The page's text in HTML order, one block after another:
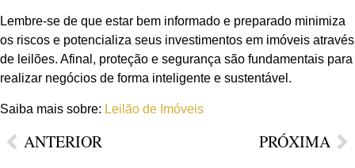
Lembre-se de que estar bem informado e preparado minimiza
os riscos e potencializa seus investimentos em imóveis através
de leilões. Afinal, proteção e segurança são fundamentais para
realizar negócios de forma inteligente e sustentável.
Saiba mais sobre: Leilão de Imóveis
ANTERIOR PRÓXIMA